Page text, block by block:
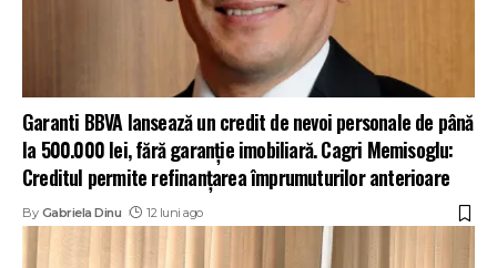
Garanti BBVA lansează un credit de nevoi personale de până
la 500.000 lei, fără garanție imobiliară. Cagri Memisoglu:
Creditul permite refinanțarea împrumuturilor anterioare
By Gabriela Dinu 12 luni ago